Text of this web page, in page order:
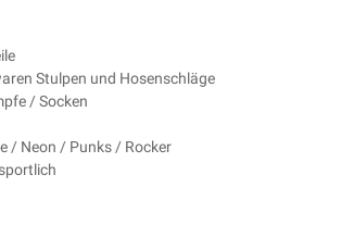
Stulpen und Hosenschläge
/ Socken
/ Neon / Punks / Rocker